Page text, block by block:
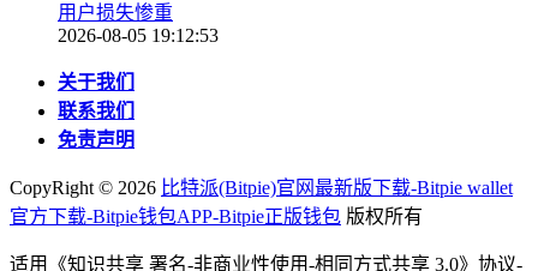
用户损失惨重
2026-08-05 19:12:53
关于我们
联系我们
免责声明
CopyRight © 2026 比特派(Bitpie)官网最新版下载-Bitpie wallet
官方下载-Bitpie钱包APP-Bitpie正版钱包 版权所有
适用《知识共享 署名-非商业性使用-相同方式共享 3.0》协议-